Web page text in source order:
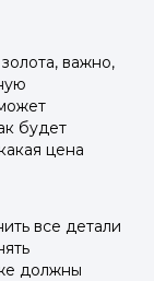
важно,
будет
цена
все детали
должны